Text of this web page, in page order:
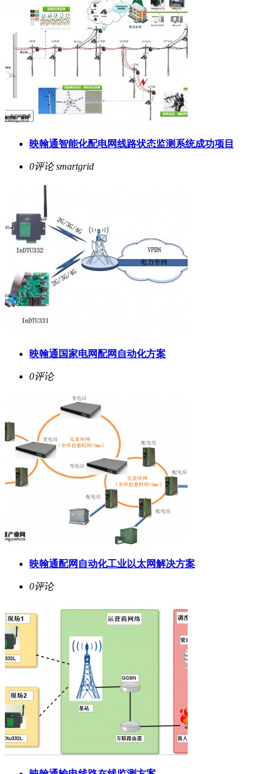
映翰通智能化配电网线路状态监测系统成功项目
0评论smartgrid
映翰通国家电网配网自动化方案
0评论
映翰通配网自动化工业以太网解决方案
0评论